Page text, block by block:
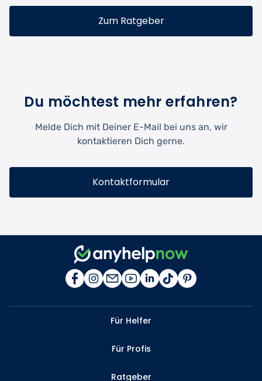
Zum Ratgeber
Du möchtest mehr erfahren?
Melde Dich mit Deiner E-Mail bei uns an, wir
kontaktieren Dich gerne.
Kontaktformular
Für Helfer
Für Profis
Ratgeber